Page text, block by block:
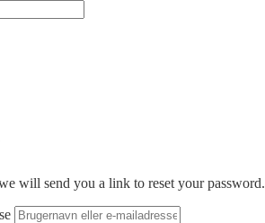
will send you a link to reset your password.